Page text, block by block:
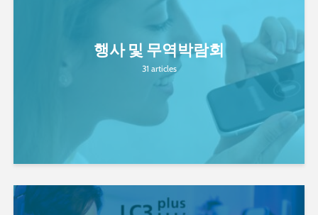
행사 및 무역박람회
31 articles